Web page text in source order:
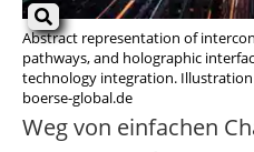
Abstract representation of
pathways, and holographic
technology integration.
boerse-global.de
Weg von einfachen